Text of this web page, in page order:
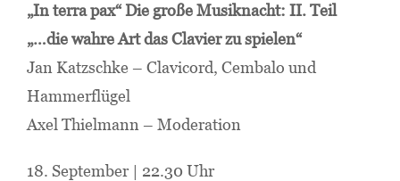
„In terra pax“ Die große Musiknacht: II. Teil
„…die wahre Art das Clavier zu spielen“
Jan Katzschke – Clavicord, Cembalo und
Hammerflügel
Axel Thielmann – Moderation
18. September | 22.30 Uhr